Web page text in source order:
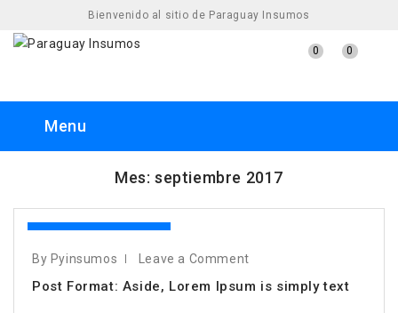
Bienvenido al sitio de Paraguay Insumos
0 0
Menu
Mes: septiembre 2017
By Pyinsumos
Leave a Comment
Post Format: Aside, Lorem Ipsum is simply text